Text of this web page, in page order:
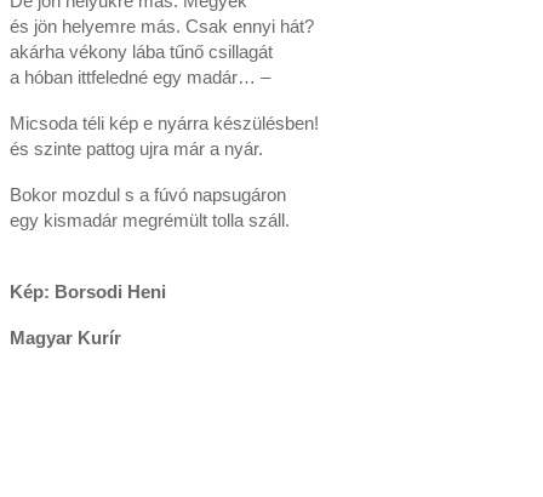
és jön helyemre más. Csak ennyi hát?
akárha vékony lába tűnő csillagát
a hóban ittfeledné egy madár… –
Micsoda téli kép e nyárra készülésben!
és szinte pattog ujra már a nyár.
Bokor mozdul s a fúvó napsugáron
egy kismadár megrémült tolla száll.
Kép: Borsodi Heni
Magyar Kurír